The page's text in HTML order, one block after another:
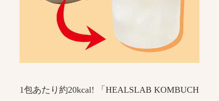
1包あたり約20kcal! 「HEALSLAB KOMBUCH